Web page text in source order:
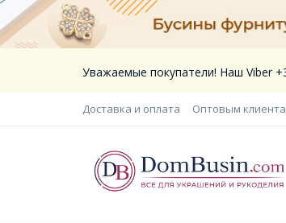
Уважаемые покупатели! Наш Viber
Доставка и оплата Оптовым